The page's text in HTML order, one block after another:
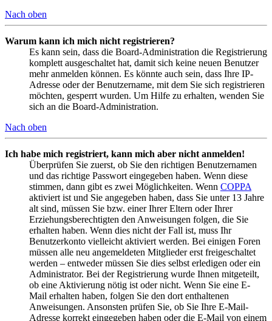
Nach oben
Warum kann ich mich nicht registrieren?
Es kann sein, dass die Board-Administration die Registrierung
komplett ausgeschaltet hat, damit sich keine neuen Benutzer
mehr anmelden können. Es könnte auch sein, dass Ihre IP-
Adresse oder der Benutzername, mit dem Sie sich registrieren
möchten, gesperrt wurden. Um Hilfe zu erhalten, wenden Sie
sich an die Board-Administration.
Nach oben
Ich habe mich registriert, kann mich aber nicht anmelden!
Überprüfen Sie zuerst, ob Sie den richtigen Benutzernamen
und das richtige Passwort eingegeben haben. Wenn diese
stimmen, dann gibt es zwei Möglichkeiten. Wenn COPPA
aktiviert ist und Sie angegeben haben, dass Sie unter 13 Jahre
alt sind, müssen Sie bzw. einer Ihrer Eltern oder Ihrer
Erziehungsberechtigten den Anweisungen folgen, die Sie
erhalten haben. Wenn dies nicht der Fall ist, muss Ihr
Benutzerkonto vielleicht aktiviert werden. Bei einigen Foren
müssen alle neu angemeldeten Mitglieder erst freigeschaltet
werden – entweder müssen Sie dies selbst erledigen oder ein
Administrator. Bei der Registrierung wurde Ihnen mitgeteilt,
ob eine Aktivierung nötig ist oder nicht. Wenn Sie eine E-
Mail erhalten haben, folgen Sie den dort enthaltenen
Anweisungen. Ansonsten prüfen Sie, ob Sie Ihre E-Mail-
Adresse korrekt eingegeben haben oder die E-Mail von einem